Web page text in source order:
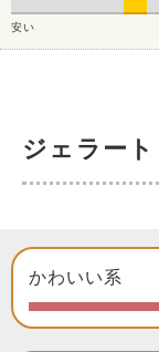
安い
ジェラー
かわいい系